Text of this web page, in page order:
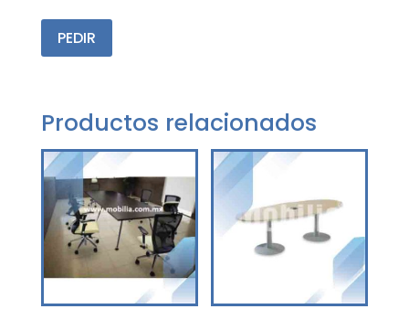
PEDIR
Productos relacionados